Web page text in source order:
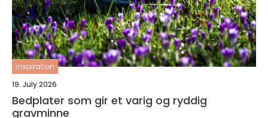
inspiration
19. July 2026
Bedplater som gir et varig og ryddig
gravminne